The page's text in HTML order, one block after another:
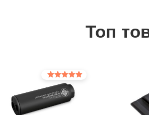
Топ
Оцінено в
5.00
з 5